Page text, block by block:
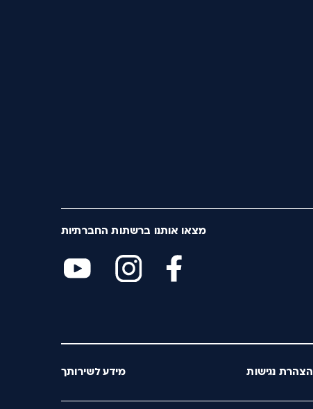
מצאו אותנו ברשתות החברתיות
הצהרת נגישות מידע לשירותך